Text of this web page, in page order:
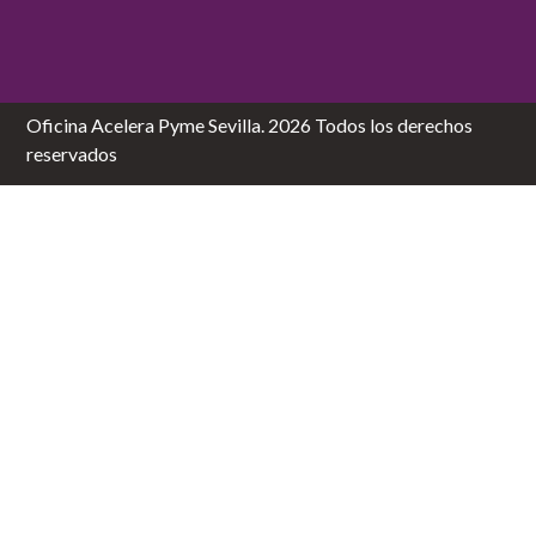
Oficina Acelera Pyme Sevilla. 2026 Todos los derechos
reservados